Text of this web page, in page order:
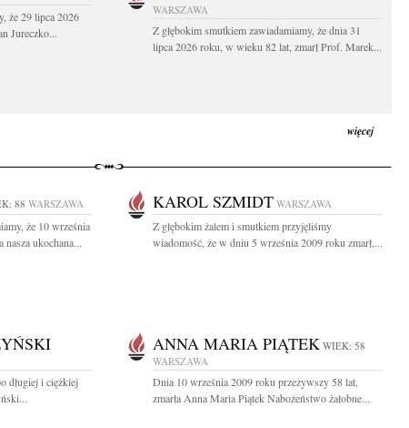
że 29 lipca 2026
Jureczko...
WARSZAWA
Z głębokim smutkiem zawiadamiamy, że dnia 31
lipca 2026 roku, w wieku 82 lat, zmarł Prof. Marek...
więcej
88 WARSZAWA
że 10 września
ukochana...
KAROL SZMIDT WARSZAWA
Z głębokim żalem i smutkiem przyjęliśmy
wiadomość, że w dniu 5 września 2009 roku zmarł,...
długiej i ciężkiej
ANNA MARIA PIĄTEK WIEK: 58
WARSZAWA
Dnia 10 września 2009 roku przeżywszy 58 lat,
zmarła Anna Maria Piątek Nabożeństwo żałobne...